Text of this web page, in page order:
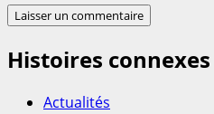
Histoires connexes
Actualités